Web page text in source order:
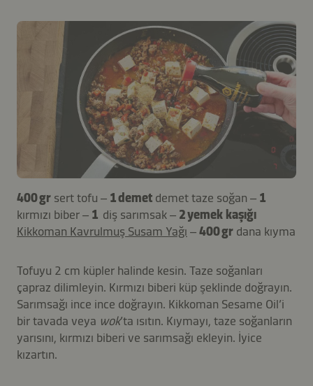
400 gr sert tofu – 1 demet demet taze soğan – 1
kırmızı biber – 1 diş sarımsak – 2 yemek kaşığı
Kikkoman Kavrulmuş Susam Yağı –400 gr dana kıyma
Tofuyu 2 cm küpler halinde kesin. Taze soğanları
çapraz dilimleyin. Kırmızı biberi küp şeklinde doğrayın.
Sarımsağı ince ince doğrayın. Kikkoman Sesame Oil’i
bir tavada veya wok’ta ısıtın. Kıymayı, taze soğanların
yarısını, kırmızı biberi ve sarımsağı ekleyin. İyice
kızartın.